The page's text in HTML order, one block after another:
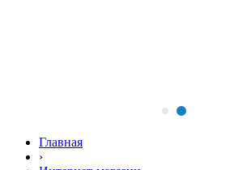
Главная
›